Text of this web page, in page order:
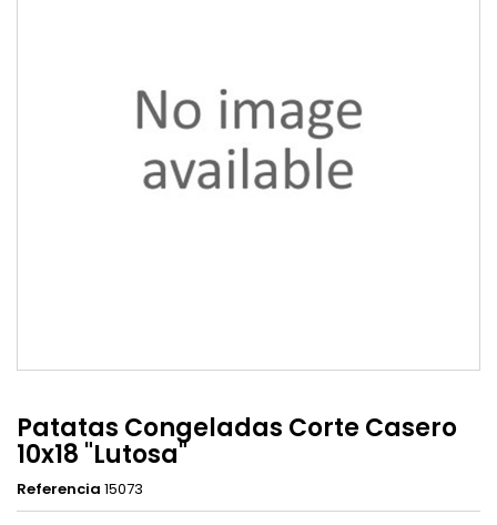
Patatas Congeladas Corte Casero
10x18 "Lutosa"
Referencia 15073